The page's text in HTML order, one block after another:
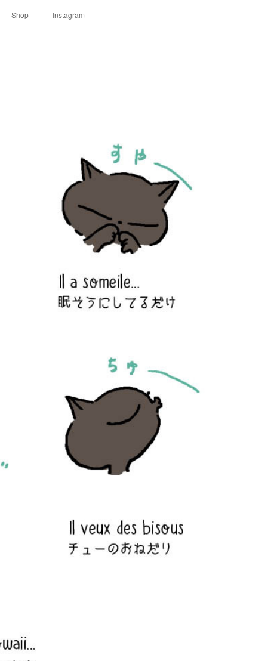
Shop Instagram